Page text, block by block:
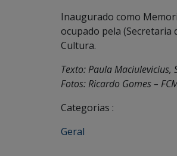
Inaugurado como
ocupado pela (Secretaria
Cultura.
Texto: Paula Maciulevicius,
Fotos: Ricardo Gomes –
Categorias :
Geral